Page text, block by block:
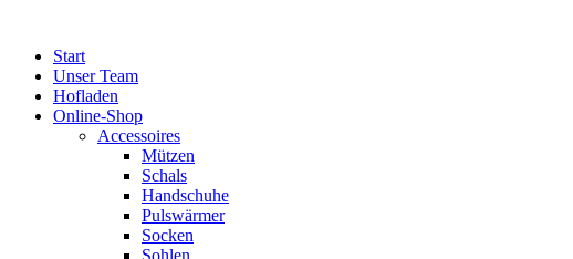
springenStart
Unser Team
Hofladen
Online-Shop
Accessoires
Mützen
Schals
Handschuhe
Pulswärmer
Socken
Sohlen